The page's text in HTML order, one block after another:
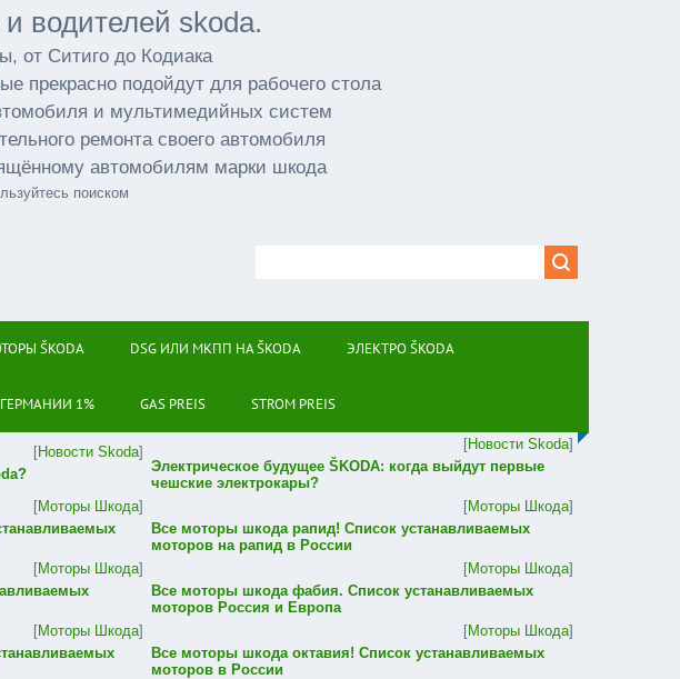
водителей skoda.
от Ситиго до Кодиака
прекрасно подойдут для рабочего стола
и мультимедийных систем
ремонта своего автомобиля
автомобилям марки шкода
поиском
ŠKODA DSG ИЛИ МКПП НА ŠKODA ЭЛЕКТРО ŠKODA
1% GAS PREIS STROM PREIS
[Новости Skoda]
[Новости Skoda]
Электрическое будущее ŠKODA: когда выйдут первые
чешские электрокары?
[Моторы Шкода]
[Моторы Шкода]
Все моторы шкода рапид! Список устанавливаемых
моторов на рапид в России
[Моторы Шкода]
[Моторы Шкода]
Все моторы шкода фабия. Список устанавливаемых
моторов Россия и Европа
[Моторы Шкода]
[Моторы Шкода]
Все моторы шкода октавия! Список устанавливаемых
моторов в России